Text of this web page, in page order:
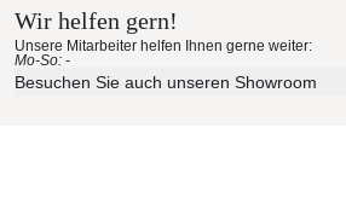
Wir helfen gern!
Unsere Mitarbeiter helfen Ihnen gerne weiter:
Mo-So: -
Besuchen Sie auch unseren Showroom